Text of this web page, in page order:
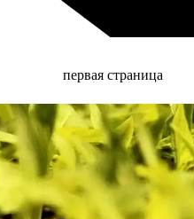
первая страница